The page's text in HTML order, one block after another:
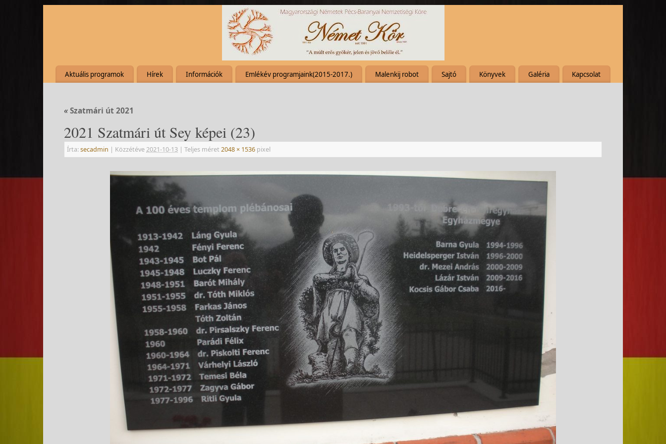
Aktuális programok Hírek Információk Emlékév programjaink(2015-2017.) Malenkij robot Sajtó Könyvek Galéria Kapcsolat
«Szatmári út 2021
2021 Szatmári út Sey képei (23)
Írta:secadmin | Közzétéve2021-10-13 | Teljes méret 2048 × 1536 pixel